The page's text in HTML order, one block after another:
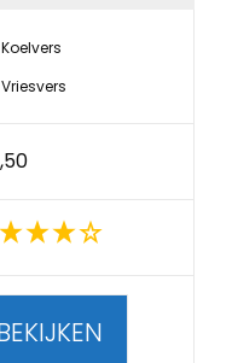
Koelvers
Vriesvers